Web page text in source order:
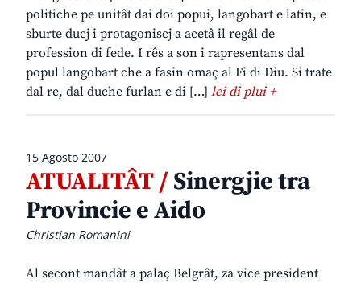
politiche pe unitât dai doi popui, langobart e latin, e
sburte ducj i protagoniscj a acetâ il regâl de
profession di fede. I rês a son i rapresentans dal
popul langobart che a fasin omaç al Fi di Diu. Si trate
dal re, dal duche furlan e di […] lei di plui +
15 Agosto 2007
ATUALITÂT /Sinergjie tra
Provincie e Aido
Christian Romanini
Al secont mandât a palaç Belgrât, za vice president